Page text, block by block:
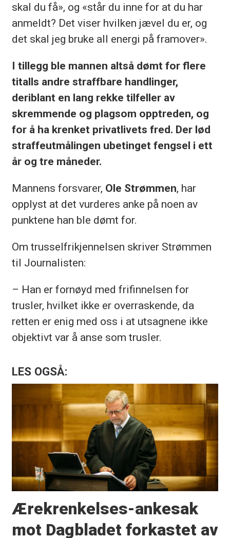
skal du få», og «står du inne for at du har
anmeldt? Det viser hvilken jævel du er, og
det skal jeg bruke all energi på framover».
I tillegg ble mannen altså dømt for flere
titalls andre straffbare handlinger,
deriblant en lang rekke tilfeller av
skremmende og plagsom opptreden, og
for å ha krenket privatlivets fred. Der lød
straffeutmålingen ubetinget fengsel i ett
år og tre måneder.
Mannens forsvarer, Ole Strømmen, har
opplyst at det vurderes anke på noen av
punktene han ble dømt for.
Om trusselfrikjennelsen skriver Strømmen
til Journalisten:
– Han er fornøyd med frifinnelsen for
trusler, hvilket ikke er overraskende, da
retten er enig med oss i at utsagnene ikke
objektivt var å anse som trusler.
LES OGSÅ:
Ærekrenkelses-ankesak
mot Dagbladet forkastet av